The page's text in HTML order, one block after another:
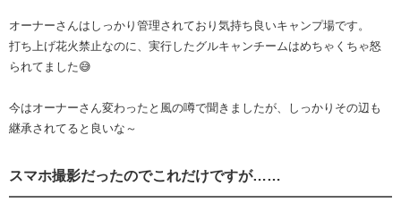
オーナーさんはしっかり管理されており気持ち良いキャンプ場です。
打ち上げ花火禁止なのに、実行したグルキャンチームはめちゃくちゃ怒
られてました😅
今はオーナーさん変わったと風の噂で聞きましたが、しっかりその辺も
継承されてると良いな～
スマホ撮影だったのでこれだけですが……